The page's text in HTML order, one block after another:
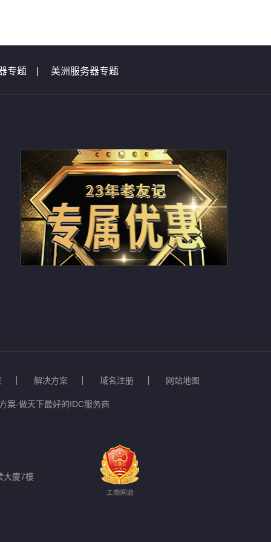
专题 美洲服务器专题
| 虚拟主机问题集锦
解决方案 域名注册 网站地图
案-做天下最好的IDC服务商
大廈7樓